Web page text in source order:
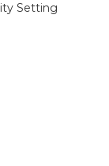
Setting